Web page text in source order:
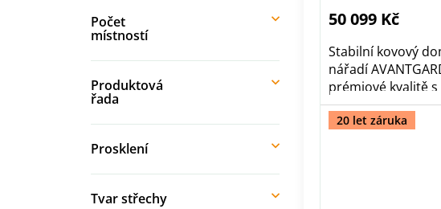
Počet
místností
Produktová
řada
Prosklení
Tvar střechy
50 099 Kč
Stabilní kovový
nářadí
prémiové kvalitě
20 let záruka